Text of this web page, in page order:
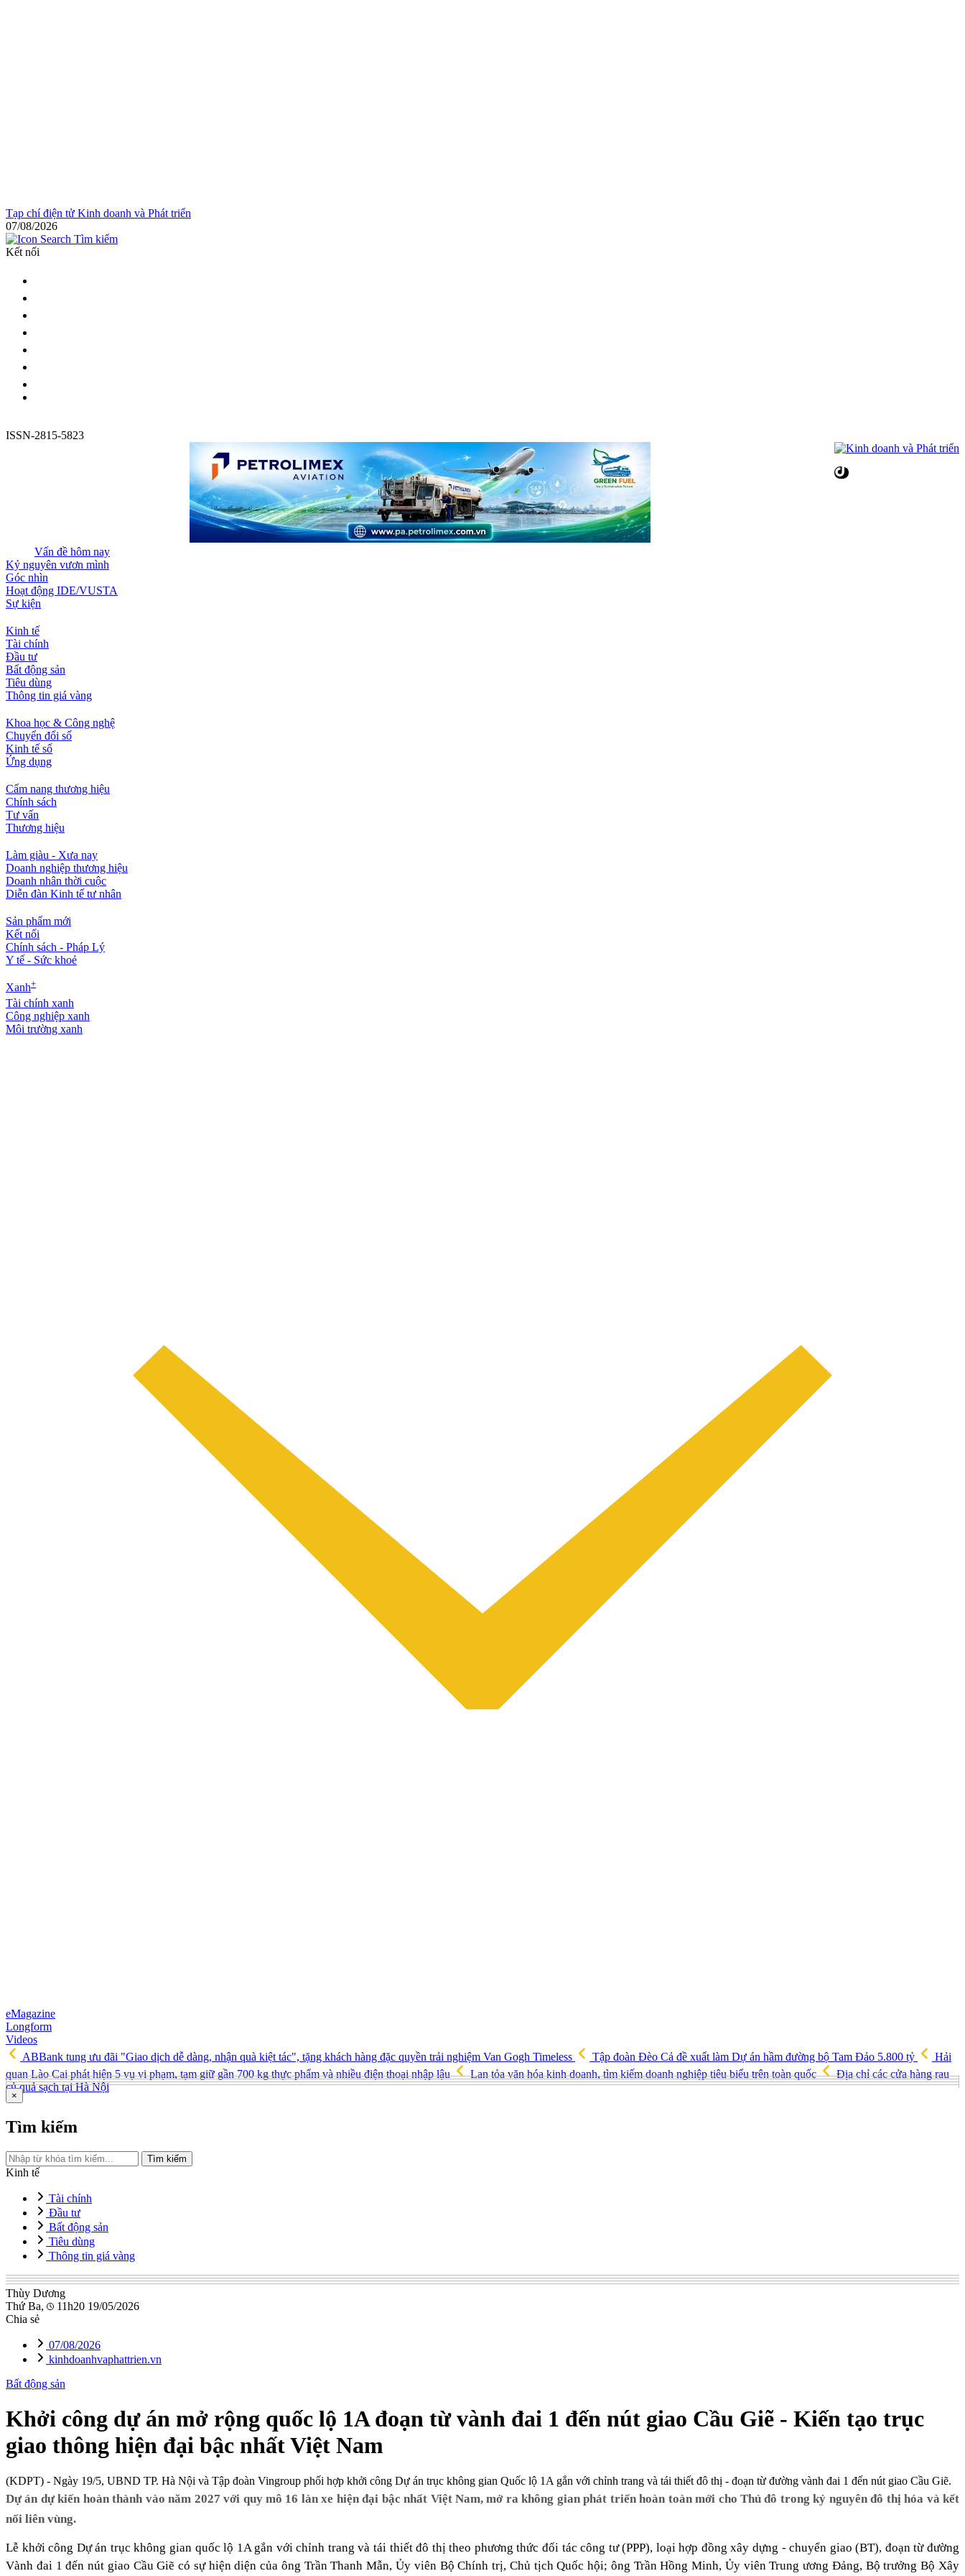
Tạp chí điện tử Kinh doanh và Phát triển
07/08/2026
Tìm kiếm
Kết nối
ISSN-2815-5823
Vấn đề hôm nay
Kỷ nguyên vươn mình
Góc nhìn
Hoạt động IDE/VUSTA
Sự kiện
Kinh tế
Tài chính
Đầu tư
Bất động sản
Tiêu dùng
Thông tin giá vàng
Khoa học & Công nghệ
Chuyển đổi số
Kinh tế số
Ứng dụng
Cẩm nang thương hiệu
Chính sách
Tư vấn
Thương hiệu
Làm giàu - Xưa nay
Doanh nghiệp thương hiệu
Doanh nhân thời cuộc
Diễn đàn Kinh tế tư nhân
Sản phẩm mới
Kết nối
Chính sách - Pháp Lý
Y tế - Sức khoẻ
Xanh+
Tài chính xanh
Công nghiệp xanh
Môi trường xanh
eMagazine
Longform
Videos
ABBank tung ưu đãi "Giao dịch dễ dàng, nhận quà kiệt tác", tặng khách hàng đặc quyền trải nghiệm Van Gogh Timeless
Tập đoàn Đèo Cả đề xuất làm Dự án hầm đường bộ Tam Đảo 5.800 tỷ
Hải
quan Lào Cai phát hiện 5 vụ vi phạm, tạm giữ gần 700 kg thực phẩm và nhiều điện thoại nhập lậu
Lan tỏa văn hóa kinh doanh, tìm kiếm doanh nghiệp tiêu biểu trên toàn quốc
Địa chỉ các cửa hàng rau
củ quả sạch tại Hà Nội
×
Tìm kiếm
Tìm kiếm
Kinh tế
Tài chính
Đầu tư
Bất động sản
Tiêu dùng
Thông tin giá vàng
Thùy Dương
Thứ Ba,
11h20 19/05/2026
Chia sẻ
07/08/2026
kinhdoanhvaphattrien.vn
Bất động sản
Khởi công dự án mở rộng quốc lộ 1A đoạn từ vành đai 1 đến nút giao Cầu Giẽ - Kiến tạo trục
giao thông hiện đại bậc nhất Việt Nam
(KDPT) - Ngày 19/5, UBND TP. Hà Nội và Tập đoàn Vingroup phối hợp khởi công Dự án trục không gian Quốc lộ 1A gắn với chỉnh trang và tái thiết đô thị - đoạn từ đường vành đai 1 đến nút giao Cầu Giẽ.
Dự án dự kiến hoàn thành vào năm 2027 với quy mô 16 làn xe hiện đại bậc nhất Việt Nam, mở ra không gian phát triển hoàn toàn mới cho Thủ đô trong kỷ nguyên đô thị hóa và kết
nối liên vùng.
Lễ khởi công Dự án trục không gian quốc lộ 1A gắn với chỉnh trang và tái thiết đô thị theo phương thức đối tác công tư (PPP), loại hợp đồng xây dựng - chuyển giao (BT), đoạn từ đường
Vành đai 1 đến nút giao Cầu Giẽ có sự hiện diện của ông Trần Thanh Mẫn, Ủy viên Bộ Chính trị, Chủ tịch Quốc hội; ông Trần Hồng Minh, Ủy viên Trung ương Đảng, Bộ trưởng Bộ Xây